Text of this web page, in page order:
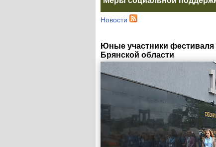
Новости
Юные участники фестиваля
Брянской области